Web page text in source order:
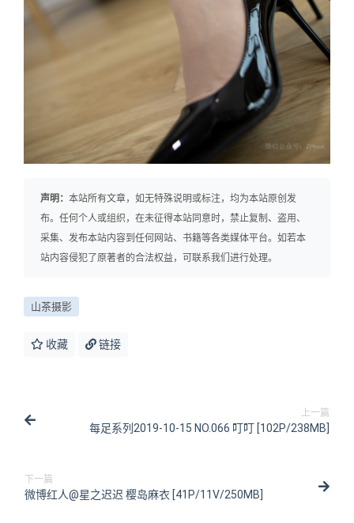
声明： 本站所有文章，如无特殊说明或标注，均为本站原创发
布。任何个人或组织，在未征得本站同意时，禁止复制、盗用、
采集、发布本站内容到任何网站、书籍等各类媒体平台。如若本
站内容侵犯了原著者的合法权益，可联系我们进行处理。
山茶摄影
收藏 链接
上一篇
每足系列2019-10-15 NO.066 叮叮 [102P/238MB]
下一篇
微博红人@星之迟迟 樱岛麻衣 [41P/11V/250MB]